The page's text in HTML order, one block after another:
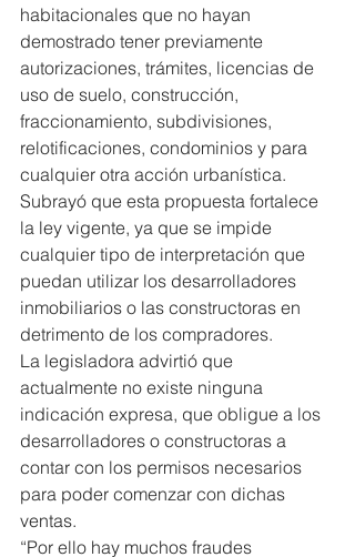
habitacionales que no hayan
demostrado tener previamente
autorizaciones, trámites, licencias de
uso de suelo, construcción,
fraccionamiento, subdivisiones,
relotificaciones, condominios y para
cualquier otra acción urbanística.
Subrayó que esta propuesta fortalece
la ley vigente, ya que se impide
cualquier tipo de interpretación que
puedan utilizar los desarrolladores
inmobiliarios o las constructoras en
detrimento de los compradores.
La legisladora advirtió que
actualmente no existe ninguna
indicación expresa, que obligue a los
desarrolladores o constructoras a
contar con los permisos necesarios
para poder comenzar con dichas
ventas.
“Por ello hay muchos fraudes